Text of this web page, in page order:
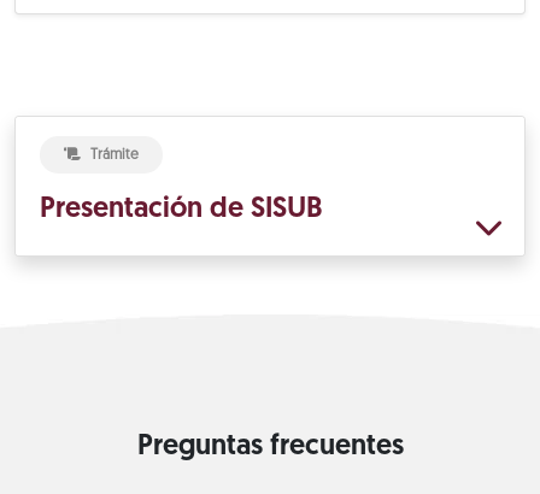
Trámite
Presentación de SISUB
Preguntas frecuentes